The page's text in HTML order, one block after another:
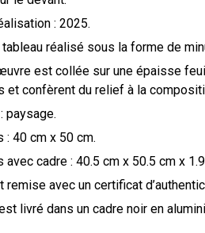
: 2025.
tableau réalisé sous la forme de
est collée sur une épaisse
et confèrent du relief à la
paysage.
: 40 cm x 50 cm.
avec cadre : 40.5 cm x 50.5 cm x
remise avec un certificat
livré dans un cadre noir en